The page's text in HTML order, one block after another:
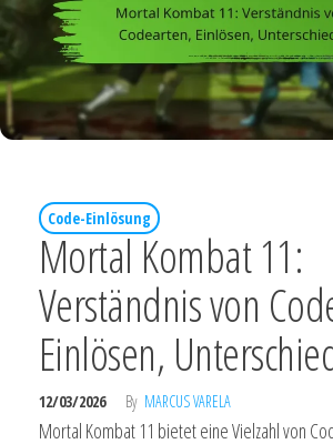
Code-Einlösung
Mortal Kombat 11:
Verständnis von
Einlösen,
12/03/2026 By MARCUS VARELA
Mortal Kombat 11 bietet eine Vielzahl von